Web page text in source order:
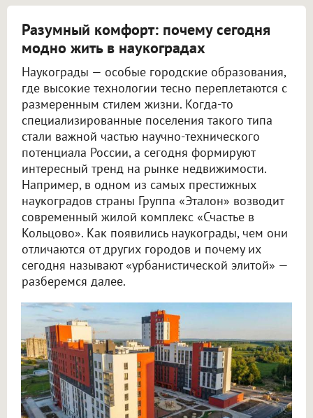
Разумный комфорт: почему сегодня
модно жить в наукоградах
Наукограды — особые городские образования,
где высокие технологии тесно переплетаются с
размеренным стилем жизни. Когда-то
специализированные поселения такого типа
стали важной частью научно-технического
потенциала России, а сегодня формируют
интересный тренд на рынке недвижимости.
Например, в одном из самых престижных
наукоградов страны Группа «Эталон» возводит
современный жилой комплекс «Счастье в
Кольцово». Как появились наукограды, чем они
отличаются от других городов и почему их
сегодня называют «урбанистической элитой» —
разберемся далее.